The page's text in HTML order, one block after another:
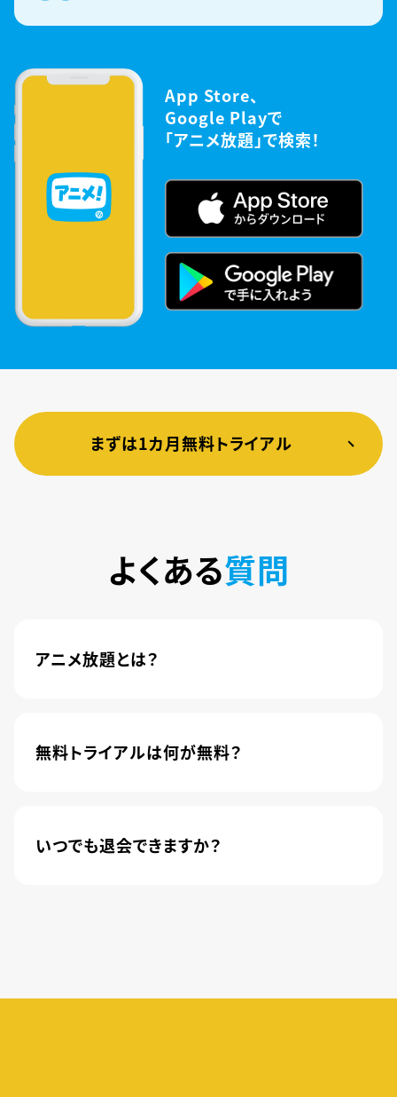
App Store、
Google Playで
「アニメ放題」で検索！
まずは1カ月無料トライアル
よくある質問
アニメ放題とは？
されました。
無料トライアルは何が無料？
いつでも退会できますか？